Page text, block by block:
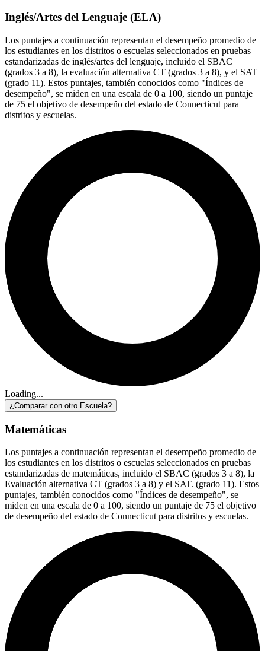
Inglés/Artes del Lenguaje (ELA)
Los puntajes a continuación representan el desempeño promedio de
los estudiantes en los distritos o escuelas seleccionados en pruebas
estandarizadas de inglés/artes del lenguaje, incluido el SBAC
(grados 3 a 8), la evaluación alternativa CT (grados 3 a 8), y el SAT
(grado 11). Estos puntajes, también conocidos como "Índices de
desempeño", se miden en una escala de 0 a 100, siendo un puntaje
de 75 el objetivo de desempeño del estado de Connecticut para
distritos y escuelas.
Loading...
¿Comparar con otro Escuela?
Matemáticas
Los puntajes a continuación representan el desempeño promedio de
los estudiantes en los distritos o escuelas seleccionados en pruebas
estandarizadas de matemáticas, incluido el SBAC (grados 3 a 8), la
Evaluación alternativa CT (grados 3 a 8) y el SAT. (grado 11). Estos
puntajes, también conocidos como "Índices de desempeño", se
miden en una escala de 0 a 100, siendo un puntaje de 75 el objetivo
de desempeño del estado de Connecticut para distritos y escuelas.